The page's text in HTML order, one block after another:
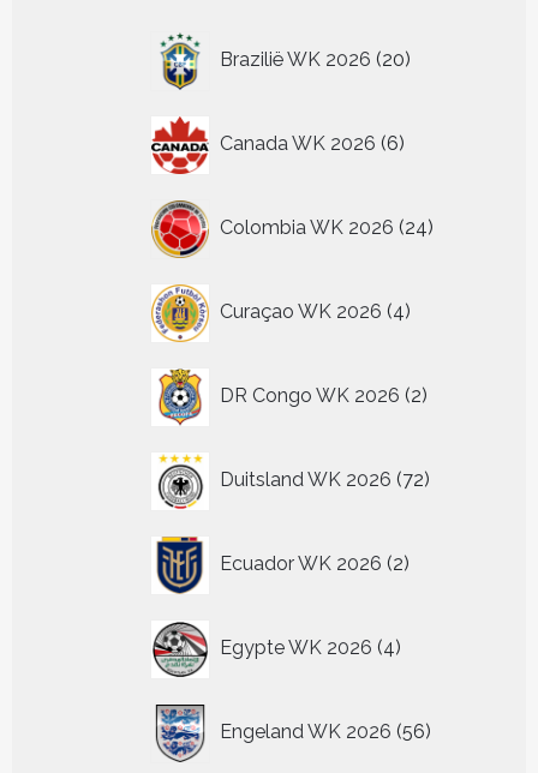
Brazilië WK 2026 20
producten
Canada WK 2026 6
producten
Colombia WK 2026 24
producten
Curaçao WK 2026 4
producten
DR Congo WK 2026 2
producten
Duitsland WK 2026 72
producten
Ecuador WK 2026 2
producten
Egypte WK 2026 4
producten
Engeland WK 2026 56
producten